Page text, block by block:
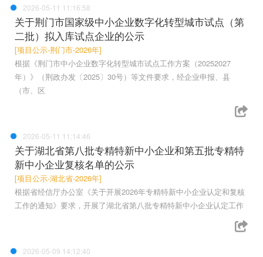
2026-05-11 11:16:58
关于荆门市国家级中小企业数字化转型城市试点（第
二批）拟入库试点企业的公示
[项目公示-荆门市-2026年]
根据《荆门市中小企业数字化转型城市试点工作方案（20252027
年）》（荆政办发〔2025〕30号）等文件要求，经企业申报、县
（市、区
2026-05-11 11:14:46
关于湖北省第八批专精特新中小企业和第五批专精特
新中小企业复核名单的公示
[项目公示-湖北省-2026年]
根据省经信厅办公室《关于开展2026年专精特新中小企业认定和复核
工作的通知》要求，开展了湖北省第八批专精特新中小企业认定工作
2026-05-09 14:12:40